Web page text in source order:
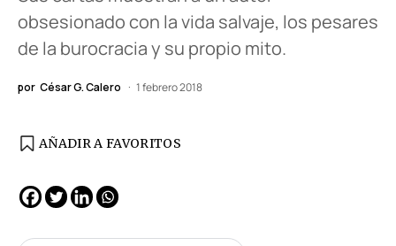
obsesionado con la vida salvaje, los pesares
de la burocracia y su propio mito.
por César G. Calero 1 febrero 2018
AÑADIR A FAVORITOS